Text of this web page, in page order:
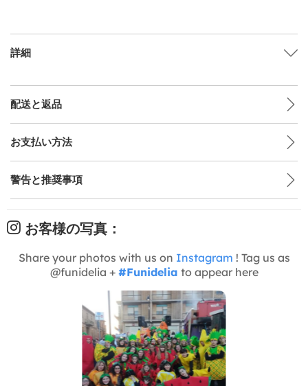
詳細
配送と返品
お支払い方法
警告と推奨事項
お客様の写真：
Share your photos with us on Instagram ! Tag us as
@funidelia + #Funidelia to appear here